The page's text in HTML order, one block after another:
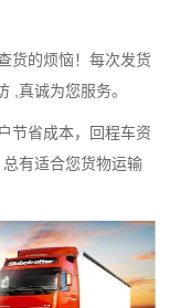
货的烦恼！每次发货
,真诚为您服务。
节省成本，回程车资
有适合您货物运输